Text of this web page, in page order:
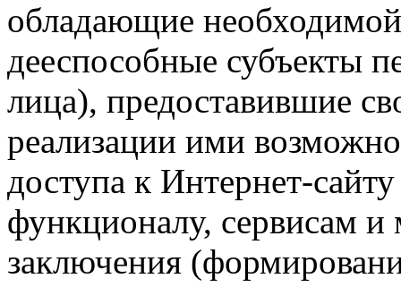
обладающие
дееспособные субъекты
лица), предоставившие
реализации ими
доступа к Интернет-
функционалу, сервисам и
заключения